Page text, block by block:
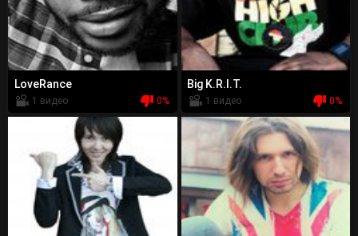
LoveRance
1 видео 0%
Big K.R.I.T.
1 видео 0%